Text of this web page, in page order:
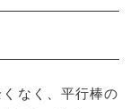
なく、平行棒の